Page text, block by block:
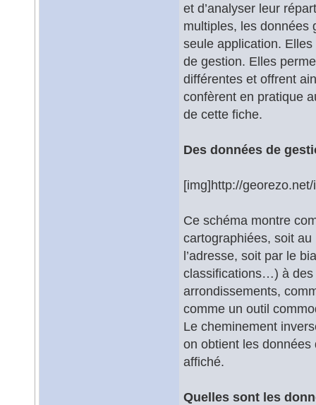
et d’analyser leur
multiples, les données
seule application.
de gestion. Elles
différentes et offrent
confèrent en pratique
de cette fiche.
Des données de
[img]http://
Ce schéma montre
cartographiées, soit
l’adresse, soit par le
classifications…) à des
arrondissements,
comme un outil
Le cheminement
on obtient les données
affiché.
Quelles sont les